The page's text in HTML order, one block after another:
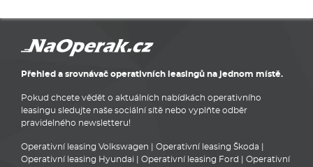
Přehled a srovnávač operativních leasingů na jednom místě.
Pokud chcete vědět o aktuálních nabídkách operativního
leasingu sledujte naše sociální sítě nebo vyplňte odběr
pravidelného newsletteru!
Operativní leasing Volkswagen Operativní leasing Škoda
Operativní leasing Hyundai
Operativní leasing Ford
Operativní